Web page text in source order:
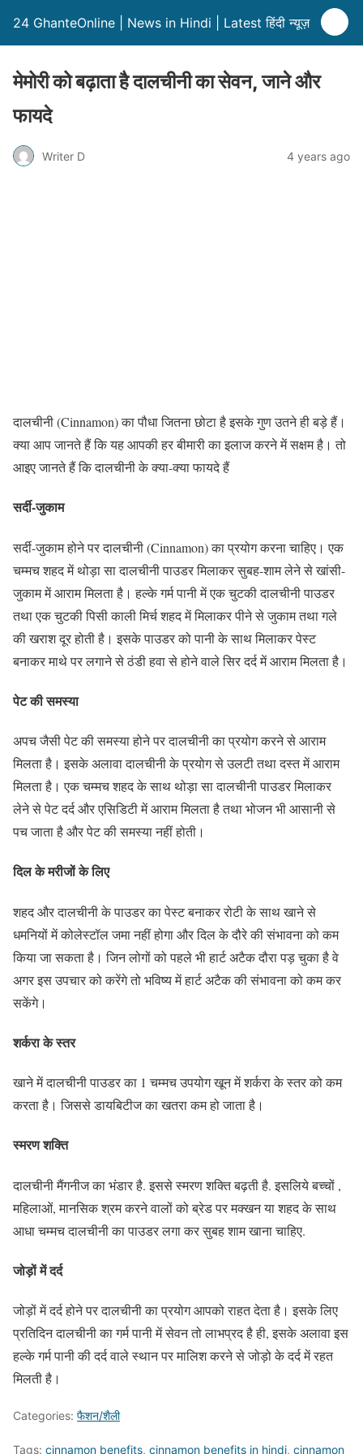
24 GhanteOnline | News in Hindi | Latest हिंदी न्यूज़
मेमोरी को बढ़ाता है दालचीनी का सेवन, जाने और
फायदे
Writer D 4 years ago
दालचीनी (Cinnamon) का पौधा जितना छोटा है इसके गुण उतने ही बड़े हैं।
क्या आप जानते हैं कि‍ यह आपकी हर बीमारी का इलाज करने में सक्षम है। तो
आइए जानते हैं कि दालचीनी के क्या-क्या फायदे हैं
सर्दी-जुकाम
सर्दी-जुकाम होने पर दालचीनी (Cinnamon) का प्रयोग करना चाहिए। एक
चम्मच शहद में थोड़ा सा दालचीनी पाउडर मिलाकर सुबह-शाम लेने से खांसी-
जुकाम में आराम मिलता है। हल्के गर्म पानी में एक चुटकी दालचीनी पाउडर
तथा एक चुटकी पिसी काली मिर्च शहद में मिलाकर पीने से जुकाम तथा गले
की खराश दूर होती है। इसके पाउडर को पानी के साथ मिलाकर पेस्ट
बनाकर माथे पर लगाने से ठंडी हवा से होने वाले सिर दर्द में आराम मिलता है।
पेट की समस्‍या
अपच जैसी पेट की समस्‍या होने पर दालचीनी का प्रयोग करने से आराम
मिलता है। इसके अलावा दालचीनी के प्रयोग से उलटी तथा दस्त में आराम
मिलता है। एक चम्मच शहद के साथ थोड़ा सा दालचीनी पाउडर मिलाकर
लेने से पेट दर्द और एसिडिटी में आराम मिलता है तथा भोजन भी आसानी से
पच जाता है और पेट की समस्‍या नहीं होती।
दिल के मरीजों के लिए
शहद और दालचीनी के पाउडर का पेस्ट बनाकर रोटी के साथ खाने से
धमनियों में कोलेस्‍टॉल जमा नहीं होगा और दिल के दौरे की संभावना को कम
किया जा सकता है। जिन लोगों को पहले भी हार्ट अटैक दौरा पड़ चुका है वे
अगर इस उपचार को करेंगे तो भविष्‍य में हार्ट अटैक की संभावना को कम कर
सकेंगे।
शर्करा के स्‍तर
खाने में दालचीनी पाउडर का 1 चम्‍मच उपयोग खून में शर्करा के स्‍तर को कम
करता है। जिससे डायबिटीज का खतरा कम हो जाता है।
स्‍मरण शक्‍ति
दालचीनी मैंगनीज का भंडार है. इससे स्‍मरण शक्‍ति बढ़ती है. इसलिये बच्‍चों ,
महिलाओं, मानसिक श्रम करने वालों को ब्रेड पर मक्‍खन या शहद के साथ
आधा चम्‍मच दालचीनी का पाउडर लगा कर सुबह शाम खाना चाहिए.
जोड़ों में दर्द
जोड़ों में दर्द होने पर दालचीनी का प्रयोग आपको राहत देता है। इसके लिए
प्रतिदिन दालचीनी का गर्म पानी में सेवन तो लाभप्रद है ही, इसके अलावा इस
हल्के गर्म पानी की दर्द वाले स्थान पर मालिश करने से जोड़ो के दर्द में रहत
मिलती है।
Categories: फैशन/शैली
Tags: cinnamon benefits, cinnamon benefits in hindi, cinnamon